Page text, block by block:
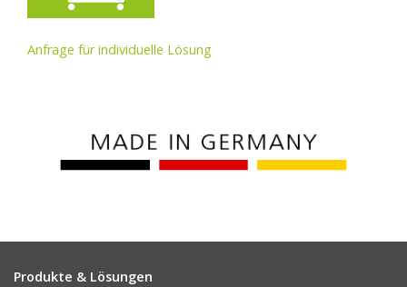
Anfrage für individuelle Lösung
Produkte & Lösungen